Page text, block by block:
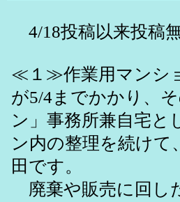
4/18投稿以来投稿
≪１≫作業用マンシ
が5/4までかかり、
ン」事務所兼自宅と
ン内の整理を続け
田です。
廃棄や販売に回し